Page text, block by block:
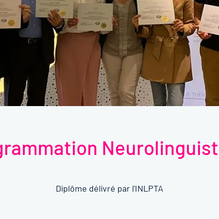
Diplôme délivré par l'INLPTA